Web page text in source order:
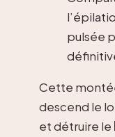
pulsée
Cette
descend le
et détruire le